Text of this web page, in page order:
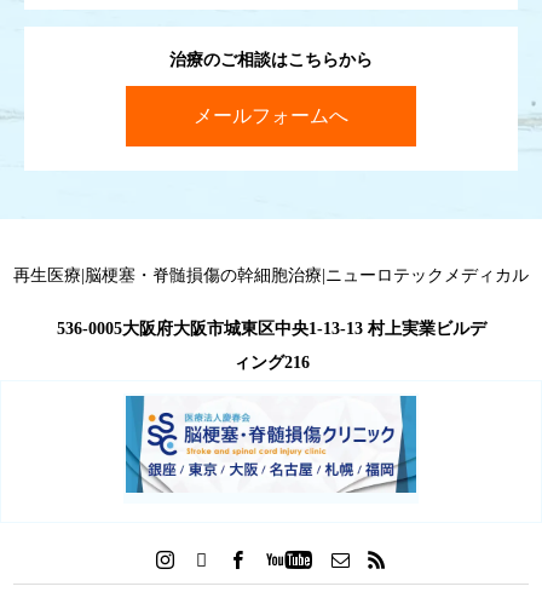
治療のご相談はこちらから
メールフォームへ
再生医療|脳梗塞・脊髄損傷の幹細胞治療|ニューロテックメディカル
536-0005大阪府大阪市城東区中央1-13-13 村上実業ビルデ
ィング216